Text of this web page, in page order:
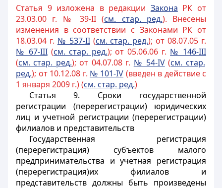
Статья 9 изложена в редакции Закона РК от
23.03.00 г. № 39-II (см. стар. ред.). Внесены
изменения в соответствии с Законами РК от
18.03.04 г. № 537-II(см. стар. ред.); от 08.07.05 г.
№ 67-III(см. стар. ред.); от 05.06.06 г. № 146-III
(см. стар. ред.); от 04.07.08 г. № 54-IV(см. стар.
ред.); от 10.12.08 г. № 101-IV (введен в действие с
1 января 2009 г.) (см. стар. ред.)
Статья 9. Сроки государственной
регистрации (перерегистрации) юридических
лиц и учетной регистрации (перерегистрации)
филиалов и представительств
Государственная регистрация
(перерегистрация) субъектов малого
предпринимательства и учетная регистрация
(перерегистрация)их филиалов и
представительств должны быть произведены